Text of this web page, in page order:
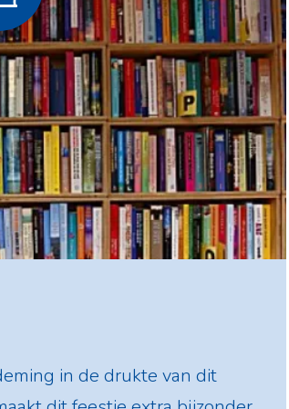
in de drukte van dit